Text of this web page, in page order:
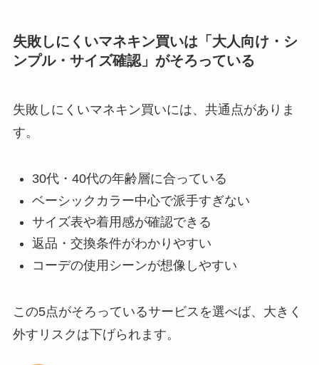
失敗しにくいマネキン買いは「大人向け・シ
ンプル・サイズ確認」がそろっている
失敗しにくいマネキン買いには、共通点がありま
す。
30代・40代の年齢層に合っている
ベーシックカラー中心で派手すぎない
サイズ表や着用感が確認できる
返品・交換条件がわかりやすい
コーデの使用シーンが想像しやすい
この5点がそろっているサービスを選べば、大きく
外すリスクは下げられます。